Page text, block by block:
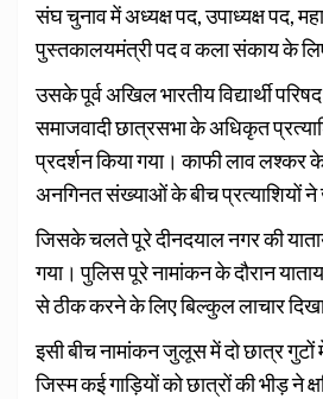
संघ चुनाव में अध्यक्ष पद, उपाध्यक्ष पद,
पुस्तकालयमंत्री पद व कला संकाय के
उसके पूर्व अखिल भारतीय विद्यार्थी
समाजवादी छात्रसभा के अधिकृत
प्रदर्शन किया गया। काफी लाव लश्कर
अनगिनत संख्याओं के बीच प्रत्याशियों
जिसके चलते पूरे दीनदयाल नगर की
गया। पुलिस पूरे नामांकन के दौरान
से ठीक करने के लिए बिल्कुल लाचार
इसी बीच नामांकन जुलूस में दो छात्र गुटों
जिस्म कई गाड़ियों को छात्रों की भीड़ ने